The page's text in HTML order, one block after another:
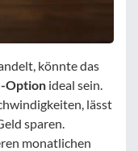
könnte das
Option ideal sein.
lässt
sparen.
monatlichen